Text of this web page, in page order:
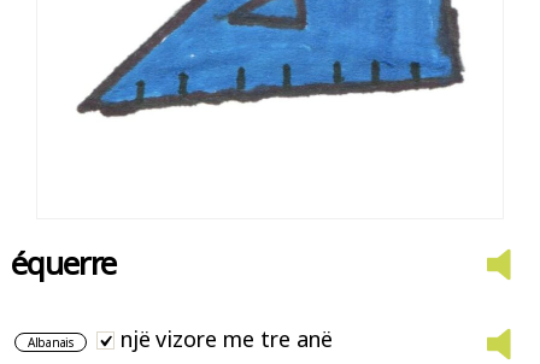
équerre
Albanais një vizore me tre anë